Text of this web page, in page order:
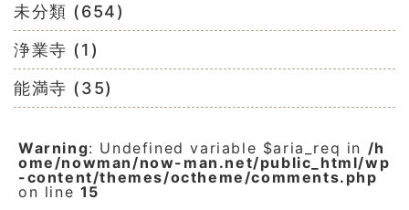
未分類 (654)
浄業寺 (1)
能満寺 (35)
Warning: Undefined variable $aria_req in /h
ome/nowman/now-man.net/public_html/wp
-content/themes/octheme/comments.php
on line 15